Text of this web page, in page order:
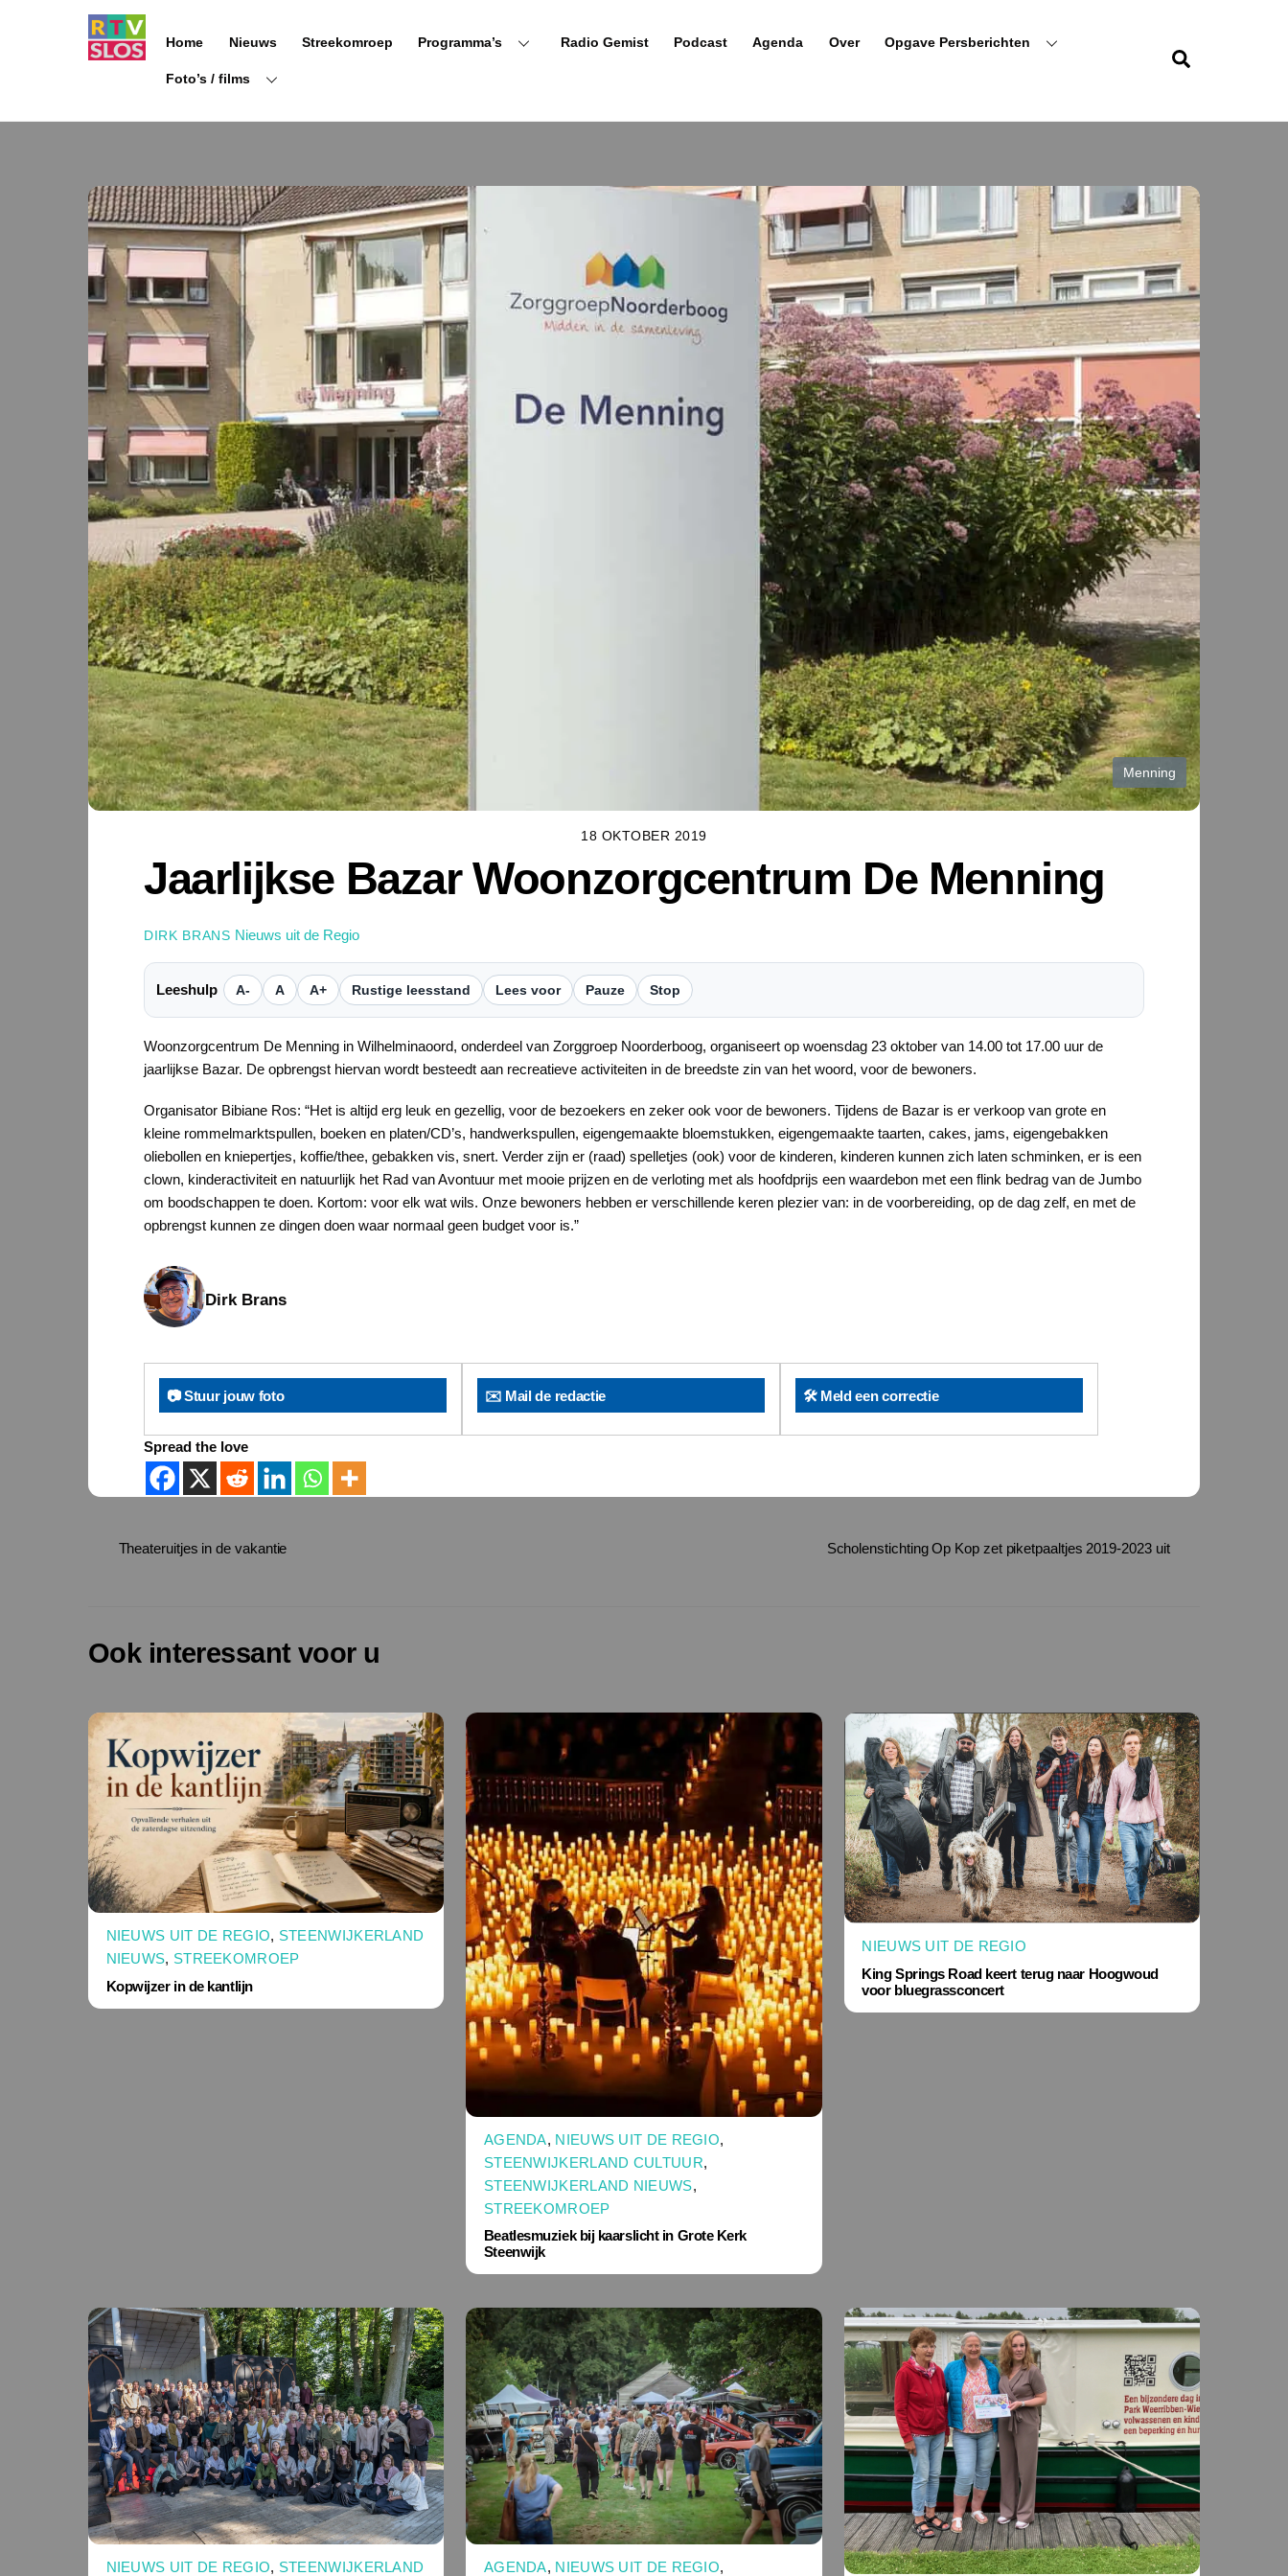
Home Nieuws Streekomroep Programma’s Radio Gemist Podcast Agenda Over Opgave Persberichten
Foto’s / films
Menning
18 OKTOBER 2019
Jaarlijkse Bazar Woonzorgcentrum De Menning
DIRK BRANS Nieuws uit de Regio
Leeshulp A- A A+ Rustige leesstand Lees voor Pauze Stop
Woonzorgcentrum De Menning in Wilhelminaoord, onderdeel van Zorggroep Noorderboog, organiseert op woensdag 23 oktober van 14.00 tot 17.00 uur de
jaarlijkse Bazar. De opbrengst hiervan wordt besteedt aan recreatieve activiteiten in de breedste zin van het woord, voor de bewoners.
Organisator Bibiane Ros: “Het is altijd erg leuk en gezellig, voor de bezoekers en zeker ook voor de bewoners. Tijdens de Bazar is er verkoop van grote en
kleine rommelmarktspullen, boeken en platen/CD’s, handwerkspullen, eigengemaakte bloemstukken, eigengemaakte taarten, cakes, jams, eigengebakken
oliebollen en kniepertjes, koffie/thee, gebakken vis, snert. Verder zijn er (raad) spelletjes (ook) voor de kinderen, kinderen kunnen zich laten schminken, er is een
clown, kinderactiviteit en natuurlijk het Rad van Avontuur met mooie prijzen en de verloting met als hoofdprijs een waardebon met een flink bedrag van de Jumbo
om boodschappen te doen. Kortom: voor elk wat wils. Onze bewoners hebben er verschillende keren plezier van: in de voorbereiding, op de dag zelf, en met de
opbrengst kunnen ze dingen doen waar normaal geen budget voor is.”
Dirk Brans
📷 Stuur jouw foto ✉️ Mail de redactie 🛠️ Meld een correctie
Spread the love
Theateruitjes in de vakantie Scholenstichting Op Kop zet piketpaaltjes 2019-2023 uit
Ook interessant voor u
NIEUWS UIT DE REGIO, STEENWIJKERLAND
NIEUWS, STREEKOMROEP
Kopwijzer in de kantlijn
AGENDA, NIEUWS UIT DE REGIO,
STEENWIJKERLAND CULTUUR,
STEENWIJKERLAND NIEUWS,
STREEKOMROEP
Beatlesmuziek bij kaarslicht in Grote Kerk
Steenwijk
NIEUWS UIT DE REGIO
King Springs Road keert terug naar Hoogwoud
voor bluegrassconcert
NIEUWS UIT DE REGIO, STEENWIJKERLAND
AGENDA, NIEUWS UIT DE REGIO,